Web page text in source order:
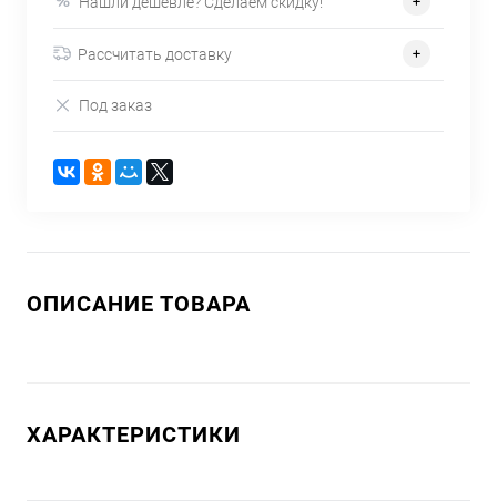
Рассчитать доставку
Под заказ
ОПИСАНИЕ ТОВАРА
ХАРАКТЕРИСТИКИ